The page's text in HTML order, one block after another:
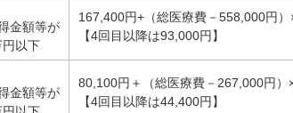
金額等が
以下
167,400円+（総医療費－558,000円）
【4回目以降は93,000円】
金額等が
80,100円＋（総医療費－267,000円）
【4回目以降は44,400円】